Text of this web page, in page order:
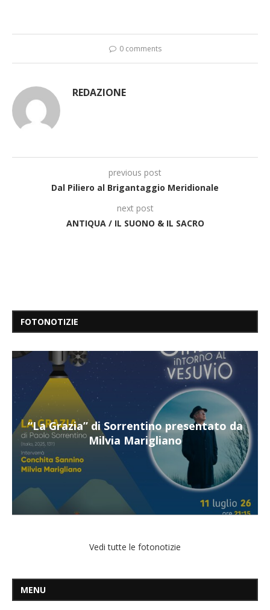
0 comments
REDAZIONE
previous post
Dal Piliero al Brigantaggio Meridionale
next post
ANTIQUA / IL SUONO & IL SACRO
FOTONOTIZIE
da
“Il respiro del mare”, personale di
Mangiatordi
Vedi tutte le fotonotizie
MENU